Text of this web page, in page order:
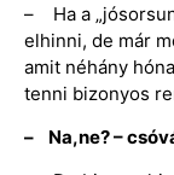
– Ha a
elhinni, de már
amit néhány
tenni bizonyos
– Na,ne? –